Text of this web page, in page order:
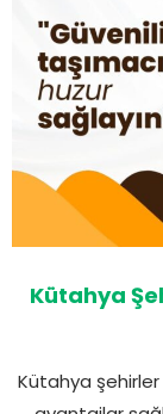
Kütahya
Kütahya şehirler